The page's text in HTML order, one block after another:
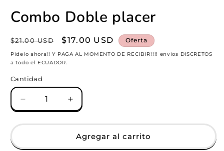
multimedia
1
una
ventana
modal
Combo Doble placer
Precio
habitual
$21.00 USD
Precio
de
oferta
$17.00 USD Oferta
Pidelo ahora!! Y PAGA AL MOMENTO DE RECIBIR!!!! envios DISCRETOS
a todo el ECUADOR.
Cantidad
Reducir
cantidad
para
Doble
Aumentar
cantidad
para
Combo
Doble
Agregar al carrito